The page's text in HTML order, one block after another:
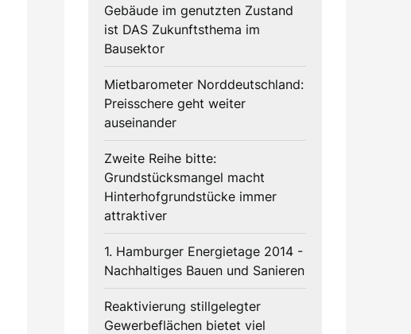
Gebäude im genutzten Zustand
ist DAS Zukunftsthema im
Bausektor
Mietbarometer Norddeutschland:
Preisschere geht weiter
auseinander
Zweite Reihe bitte:
Grundstücksmangel macht
Hinterhofgrundstücke immer
attraktiver
1. Hamburger Energietage 2014 -
Nachhaltiges Bauen und Sanieren
Reaktivierung stillgelegter
Gewerbeflächen bietet viel